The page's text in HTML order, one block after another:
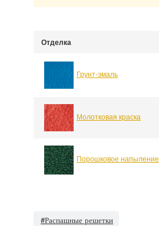
Отделка
Грунт-эмаль
Молотковая краска
Порошковое напыление
#Распашные решетки